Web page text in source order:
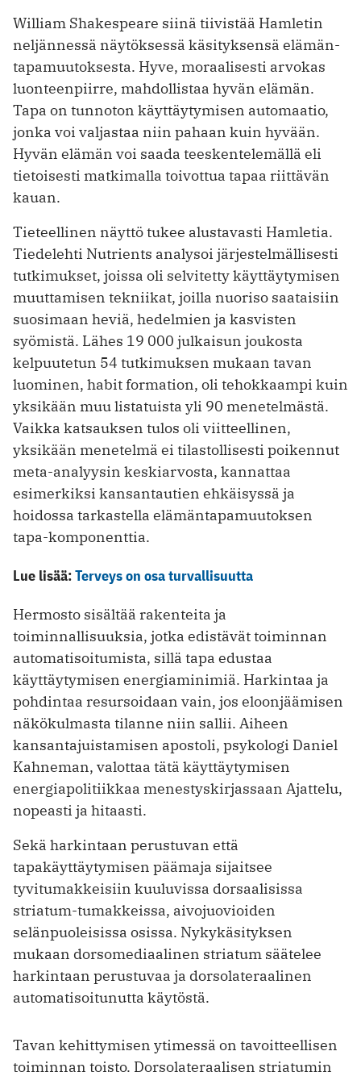
William Shakespeare siinä tiivistää Hamletin
neljännessä näytöksessä käsityksensä elämän­
tapamuutoksesta. Hyve, moraalisesti arvokas
luonteenpiirre, mahdollistaa hyvän elämän.
Tapa on tunnoton käyttäytymisen automaatio,
jonka voi valjastaa niin pahaan kuin hyvään.
Hyvän elämän voi saada teeskentelemällä eli
tietoisesti matkimalla toivottua tapaa riittävän
kauan.
Tieteellinen näyttö tukee alustavasti Hamletia.
Tiedelehti Nutrients analysoi järjestelmäl­lisesti
tutkimukset, joissa oli selvitetty käyttäytymisen
muuttamisen tekniikat, joilla nuoriso saataisiin
suosimaan heviä, hedelmien ja kasvisten
syömistä. Lähes 19 000 julkaisun joukosta
kelpuutetun 54 tutkimuksen mukaan tavan
luominen, habit formation, oli tehokkaampi kuin
yksikään muu listatuista yli 90 menetelmästä.
Vaikka katsauksen tulos oli viitteellinen,
yksikään menetelmä ei tilastollisesti poikennut
meta-analyysin keskiarvosta, kannattaa
esimerkiksi kansantautien ehkäisyssä ja
hoidossa tarkastella elämäntapamuutoksen
tapa-komponenttia.
Lue lisää:Terveys on osa turvallisuutta
Hermosto sisältää rakenteita ja
toiminnallisuuksia, jotka edistävät toiminnan
automati­soitumista, sillä tapa edustaa
käyttäytymisen energiaminimiä. Harkintaa ja
pohdintaa resursoidaan vain, jos eloon­jäämisen
näkökulmasta tilanne niin sallii. Aiheen
kansantajuistamisen apostoli, psykologi Daniel
Kahneman, valottaa tätä käyttäytymisen
energiapolitiikkaa menestyskirjassaan Ajattelu,
nopeasti ja hitaasti.
Sekä harkintaan perustuvan että
tapakäyttäytymisen päämaja sijaitsee
tyvitumakkeisiin kuuluvissa dorsaalisissa
striatum-tumakkeissa, aivojuovioiden
selänpuoleisissa osissa. Nykykäsityksen
mukaan dorsomediaalinen striatum säätelee
harkintaan perustuvaa ja dorsolateraalinen
automatisoitunutta käytöstä.
Tavan kehittymisen ytimessä on tavoitteellisen
toiminnan toisto. Dorsolateraalisen striatumin